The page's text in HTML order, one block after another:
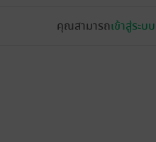
คุณสามารถเข้าสู่ระบบ